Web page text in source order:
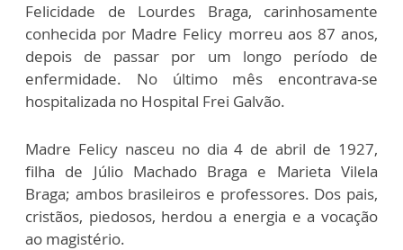
Felicidade de Lourdes Braga, carinhosamente
conhecida por Madre Felicy morreu aos 87 anos,
depois de passar por um longo período de
enfermidade. No último mês encontrava-se
hospitalizada no Hospital Frei Galvão.
Madre Felicy nasceu no dia 4 de abril de 1927,
filha de Júlio Machado Braga e Marieta Vilela
Braga; ambos brasileiros e professores. Dos pais,
cristãos, piedosos, herdou a energia e a vocação
ao magistério.